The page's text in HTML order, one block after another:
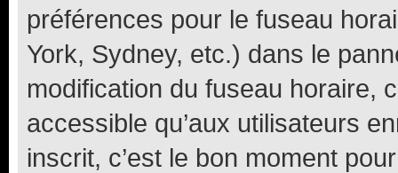
préférences pour le fuseau
York, Sydney, etc.) dans le
modification du fuseau horaire,
accessible qu’aux utilisateurs
inscrit, c’est le bon moment